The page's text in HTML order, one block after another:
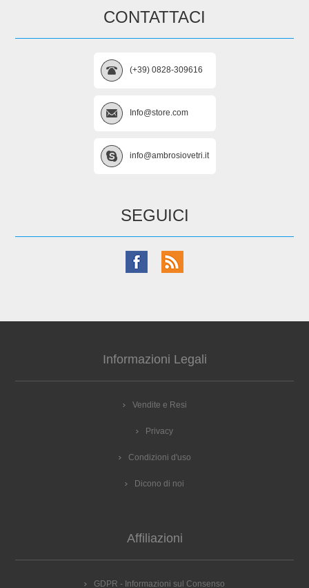
CONTATTACI
(+39) 0828-309616
Info@store.com
info@ambrosiovetri.it
SEGUICI
Informazioni Legali
Vendite e Resi
Privacy
Condizioni d'uso
Dicono di noi
Affiliazioni
GDPR - Informazioni sul Consenso